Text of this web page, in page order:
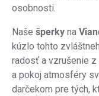
osobnosti.
Naše šperky na
kúzlo tohto
radosť a vzrušenie z
a pokoj atmosféry
darčekom pre tých,